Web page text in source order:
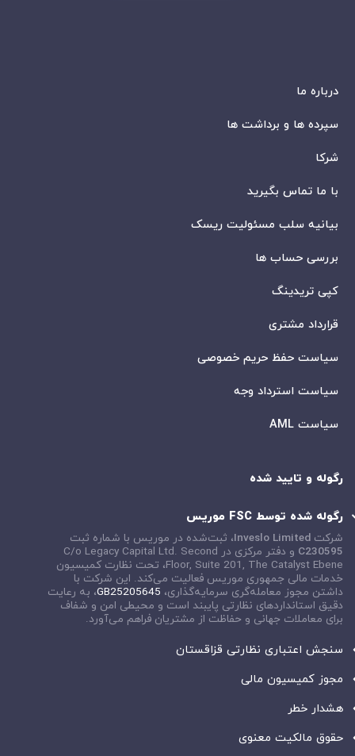
درباره ما
سپرده ها و برداشت ها
شرکا
با ما تماس بگیرید
بیانیه سلب مسئولیت ریسک
بررسی حساب ها
کپی تریدینگ
قرارداد مشتری
سیاست حفظ حریم خصوصی
سیاست استرداد وجه
سیاست AML
رگوله و تایید شده
رگوله شده توسط FSC موریس
شرکت Inveslo Limited، ثبت‌شده در موریس با شماره ثبت
C230595 و دفتر مرکزی در C/o Legacy Capital Ltd. Second
Floor, Suite 201, The Catalyst Ebene، تحت نظارت کمیسیون
خدمات مالی جمهوری موریس فعالیت می‌کند. این شرکت با
داشتن مجوز معامله‌گری سرمایه‌گذاری، GB25205645، به رعایت
دقیق استانداردهای نظارتی پایبند است و محیطی امن و شفاف
برای معاملات جهانی و حفاظت از مشتریان فراهم می‌آورد.
سنجش اعتباری نظارتی قزاقستان
مجوز کمیسیون مالی
هشدار خطر
حقوق مالکیت معنوی